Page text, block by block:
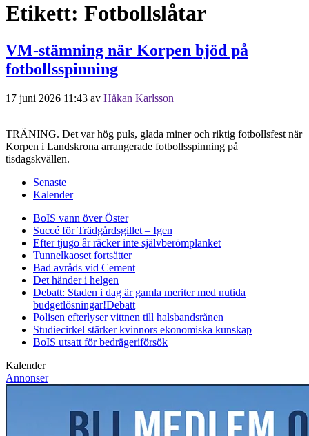
Etikett: Fotbollslåtar
VM-stämning när Korpen bjöd på
fotbollsspinning
17 juni 2026 11:43 av Håkan Karlsson
TRÄNING. Det var hög puls, glada miner och riktig fotbollsfest när
Korpen i Landskrona arrangerade fotbollsspinning på
tisdagskvällen.
Senaste
Kalender
BoIS vann över Öster
Succé för Trädgårdsgillet – Igen
Efter tjugo år räcker inte självberömplanket
Tunnelkaoset fortsätter
Bad avråds vid Cement
Det händer i helgen
Debatt: Staden i dag är gamla meriter med nutida
budgetlösningar!Debatt
Polisen efterlyser vittnen till halsbandsrånen
Studiecirkel stärker kvinnors ekonomiska kunskap
BoIS utsatt för bedrägeriförsök
Kalender
Annonser